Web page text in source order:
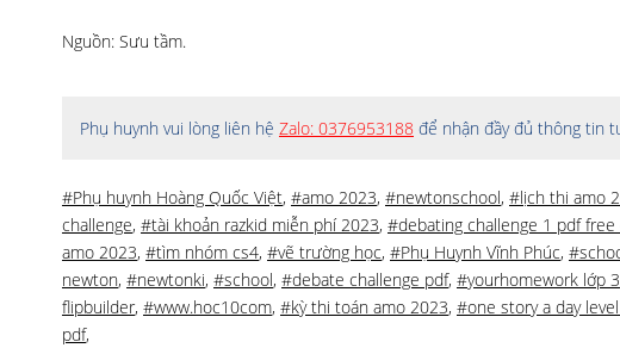
Nguồn: Sưu tầm.
Phụ huynh vui lòng liên hệ Zalo: 0376953188 để nhận đầy đủ thông tin
#Phụ huynh Hoàng Quốc Việt, #amo 2023, #newtonschool, #lịch thi amo
challenge, #tài khoản razkid miễn phí 2023, #debating challenge 1 pdf free
amo 2023, #tìm nhóm cs4, #vẽ trường học, #Phụ Huynh Vĩnh Phúc,
newton, #newtonki, #school, #debate challenge pdf, #yourhomework lớp 3
flipbuilder, #www.hoc10com, #kỳ thi toán amo 2023, #one story a day
pdf,